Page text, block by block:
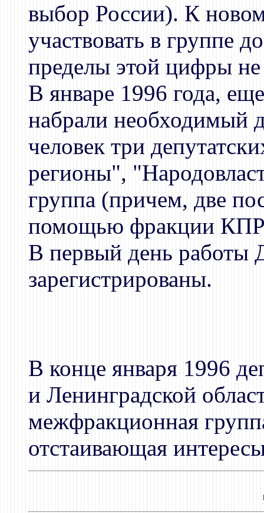
выбор России). К
участвовать в группе
пределы этой цифры
В январе 1996 года,
набрали необходимый
человек три
регионы",
группа (причем, две
помощью фракции
В первый день работы
зарегистрированы.
В конце января 1996
и Ленинградской
межфракционная
отстаивающая